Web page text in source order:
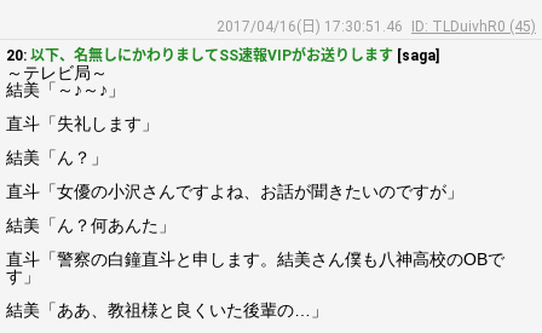
2017/04/16(日) 17:30:51.46
ID: TLDuivhR0 (45)
20: 以下、名無しにかわりましてSS速報VIPがお送りします [saga]
～テレビ局～
結美「～♪～♪」
直斗「失礼します」
結美「ん？」
直斗「女優の小沢さんですよね、お話が聞きたいのですが」
結美「ん？何あんた」
直斗「警察の白鐘直斗と申します。結美さん僕も八神高校のOBで
す」
結美「ああ、教祖様と良くいた後輩の…」